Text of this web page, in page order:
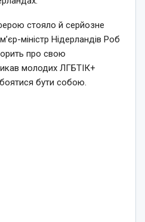
стояло й серйозне
міністр Нідерландів Роб
про свою
молодих ЛГБТІК+
бути собою.